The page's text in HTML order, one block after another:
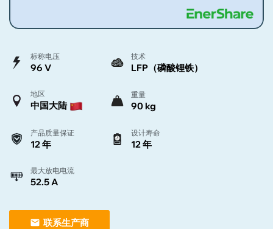
标称电压
96 V
技术
LFP（磷酸锂铁）
地区
中国大陆
重量
90 kg
产品质量保证
12 年
设计寿命
12 年
最大放电电流
52.5 A
联系生产商